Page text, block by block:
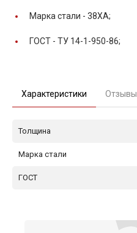
Марка стали - 38ХА;
ГОСТ - ТУ 14-1-950-86;
Характеристики Отзывы
Толщина
Марка стали
ГОСТ